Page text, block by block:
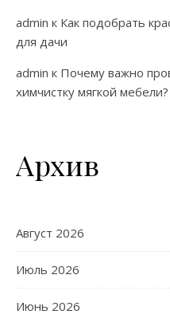
admin к Как подобрать
для дачи
admin к Почему важно
химчистку мягкой мебели?
Архив
Август 2026
Июль 2026
Июнь 2026